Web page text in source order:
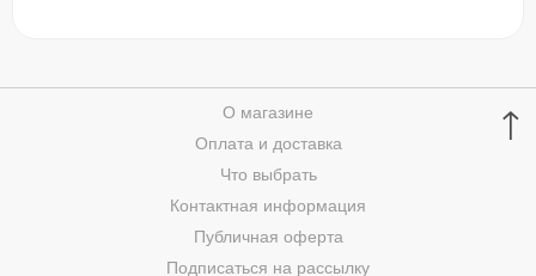
↑
О магазине
Оплата и доставка
Что выбрать
Контактная информация
Публичная оферта
Подписаться на рассылку